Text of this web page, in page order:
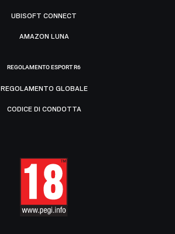
UBISOFT CONNECT
AMAZON LUNA
REGOLAMENTO ESPORT R6
REGOLAMENTO GLOBALE
CODICE DI CONDOTTA